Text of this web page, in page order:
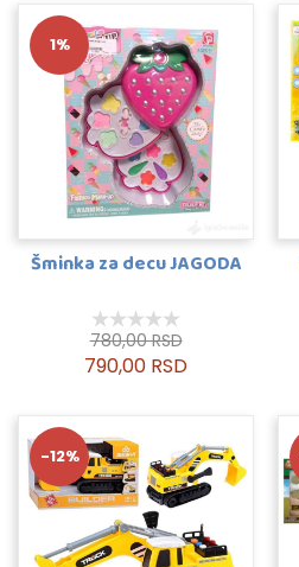
1%
Šminka za decu JAGODA
780,00 RSD
790,00 RSD
-12%